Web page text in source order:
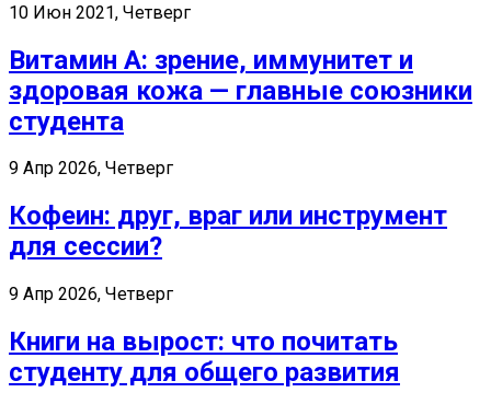
10 Июн 2021, Четверг
Витамин А: зрение, иммунитет и
здоровая кожа — главные союзники
студента
9 Апр 2026, Четверг
Кофеин: друг, враг или инструмент
для сессии?
9 Апр 2026, Четверг
Книги на вырост: что почитать
студенту для общего развития